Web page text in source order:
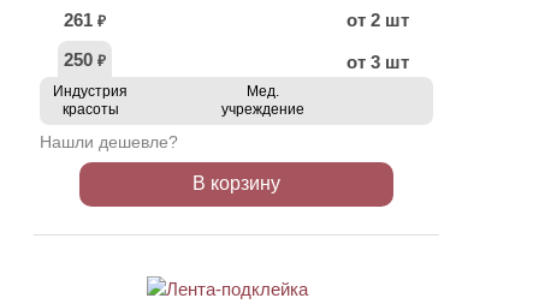
261 ₽
от 2 шт
250 ₽ от 3 шт
Индустрия
красоты
Мед.
учреждение
Нашли дешевле?
В корзину